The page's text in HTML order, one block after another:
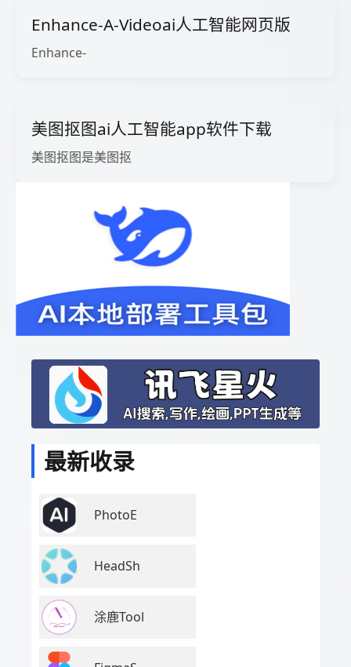
Enhance-A-Videoai人工智能网页版
Enhance-
美图抠图ai人工智能app软件下载
美图抠图是美图抠
最新收录
PhotoE
HeadSh
涂鹿Tool